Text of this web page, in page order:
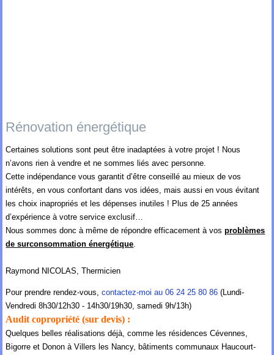
Rénovation énergétique
Certaines solutions sont peut être inadaptées à votre projet ! Nous
n’avons rien à vendre et ne sommes liés avec personne.
Cette indépendance vous garantit d’être conseillé au mieux de vos
intérêts, en vous confortant dans vos idées, mais aussi en vous évitant
les choix inapropriés et les dépenses inutiles ! Plus de 25 années
d’expérience à votre service exclusif…
Nous sommes donc à même de répondre efficacement à vosproblèmes
de surconsommation énergétique
Raymond NICOLAS, Thermicien
Pour prendre rendez-vous,contactez-moi au 06 24 25 80 86 (Lundi-
Vendredi 8h30/12h30 - 14h30/19h30, samedi 9h/13h)
Audit copropriété (sur devis) :
Quelques belles réalisations déjà, comme les résidences Cévennes,
Bigorre et Donon à Villers les Nancy, bâtiments communaux Haucourt-